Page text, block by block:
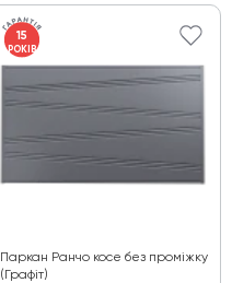
15
РОКІВ
Паркан Ранчо косе без проміжку
(Графіт)